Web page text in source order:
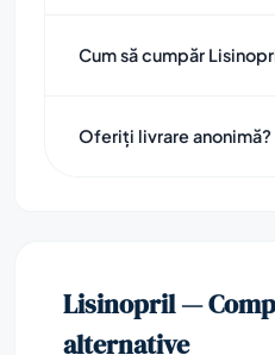
Cum să cumpăr
Oferiți livrare anonimă?
Lisinopril —
alternative